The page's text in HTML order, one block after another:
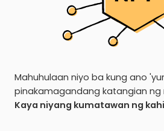
Mahuhulaan niyo ba kung ano
pinakamagandang katangian ng
Kaya niyang kumatawan ng